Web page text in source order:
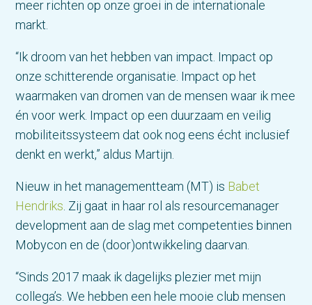
meer richten op onze groei in de internationale
markt.
“Ik droom van het hebben van impact. Impact op
onze schitterende organisatie. Impact op het
waarmaken van dromen van de mensen waar ik mee
én voor werk. Impact op een duurzaam en veilig
mobiliteitssysteem dat ook nog eens écht inclusief
denkt en werkt,” aldus Martijn.
Nieuw in het managementteam (MT) is Babet
Hendriks . Zij gaat in haar rol als resourcemanager
development aan de slag met competenties binnen
Mobycon en de (door)ontwikkeling daarvan.
“Sinds 2017 maak ik dagelijks plezier met mijn
collega’s. We hebben een hele mooie club mensen